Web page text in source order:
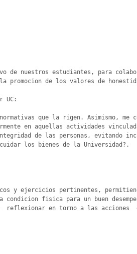
de nuestros estudiantes, para
promocion de los valores de
UC:
que la rigen. Asimismo, me
en aquellas actividades
de las personas, evitando
los bienes de la Universidad?.
y ejercicios pertinentes,
fisica para un buen
reflexionar en torno a las acciones